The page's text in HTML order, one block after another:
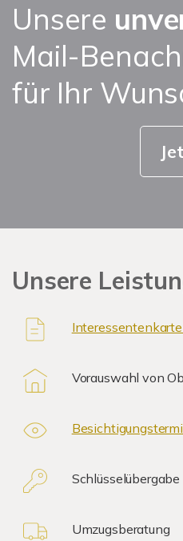
Unsere
Mail-
für Ihr
Unsere
Vorauswahl von
Schlüsselübergabe
Umzugsberatung